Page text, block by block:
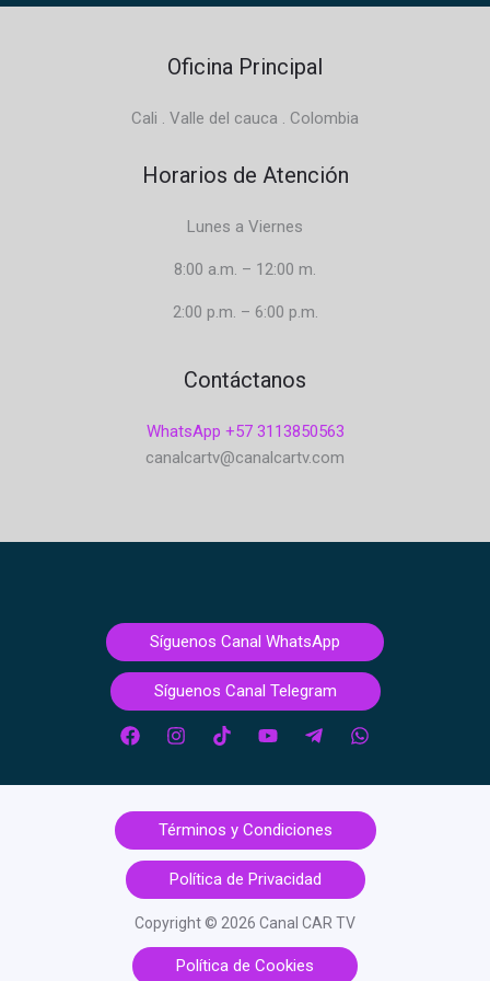
Oficina Principal
Cali . Valle del cauca . Colombia
Horarios de Atención
Lunes a Viernes
8:00 a.m. – 12:00 m.
2:00 p.m. – 6:00 p.m.
Contáctanos
WhatsApp +57 3113850563
canalcartv@canalcartv.com
Síguenos Canal WhatsApp
Síguenos Canal Telegram
Términos y Condiciones
Política de Privacidad
Copyright © 2026 Canal CAR TV
Política de Cookies